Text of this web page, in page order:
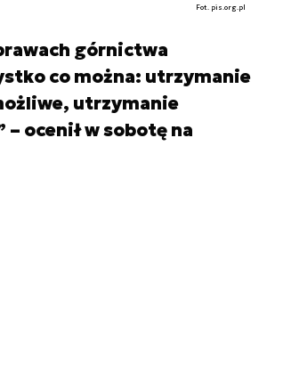
Fot. pis.org.pl
górnictwa
co można: utrzymanie
utrzymanie
ocenił w sobotę na